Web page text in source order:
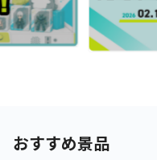
おすすめ景品